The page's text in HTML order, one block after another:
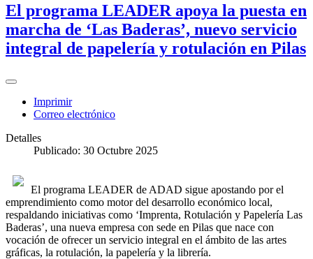
El programa LEADER apoya la puesta en
marcha de ‘Las Baderas’, nuevo servicio
integral de papelería y rotulación en Pilas
Imprimir
Correo electrónico
Detalles
Publicado: 30 Octubre 2025
El programa LEADER de ADAD sigue apostando por el
emprendimiento como motor del desarrollo económico local,
respaldando iniciativas como ‘Imprenta, Rotulación y Papelería Las
Baderas’, una nueva empresa con sede en Pilas que nace con
vocación de ofrecer un servicio integral en el ámbito de las artes
gráficas, la rotulación, la papelería y la librería.